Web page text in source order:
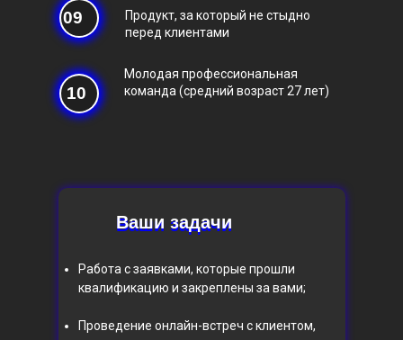
Продукт, за который не стыдно
перед клиентами
09
Молодая профессиональная
команда (средний возраст 27 лет)
10
Ваши задачи
Ваши задачи
Работа с заявками, которые прошли
квалификацию и закреплены за вами;
Проведение онлайн-встреч с клиентом,